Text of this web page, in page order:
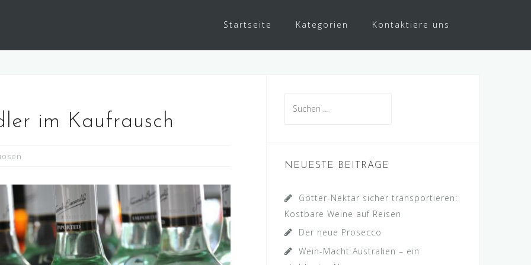
Startseite Kategorien Kontaktiere uns
im Kaufrausch
nach:
NEUESTE BEITRÄGE
Götter-Nektar sicher transportieren:
Kostbare Weine auf Reisen
Der neue Prosecco
Wein-Macht Australien – ein